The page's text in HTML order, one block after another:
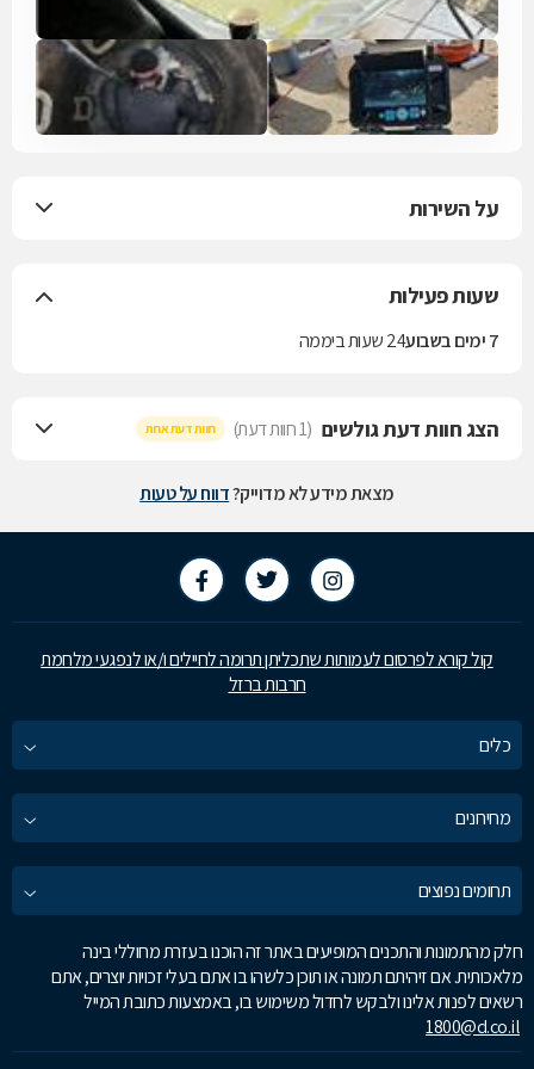
על השירות
שעות פעילות
7 ימים בשבוע 24 שעות ביממה
הצג חוות דעת גולשים (1 חוות דעת) חוות דעת אחת
מצאת מידע לא מדוייק?דווח על טעות
קול קורא לפרסום לעמותות שתכליתן תרומה לחיילים ו/או לנפגעי מלחמת
חרבות ברזל
כלים
מחירונים
תחומים נפוצים
חלק מהתמונות והתכנים המופיעים באתר זה הוכנו בעזרת מחוללי בינה
מלאכותית. אם זיהיתם תמונה או תוכן כלשהו בו אתם בעלי זכויות יוצרים, אתם
רשאים לפנות אלינו ולבקש לחדול משימוש בו, באמצעות כתובת המייל
1800@d.co.il